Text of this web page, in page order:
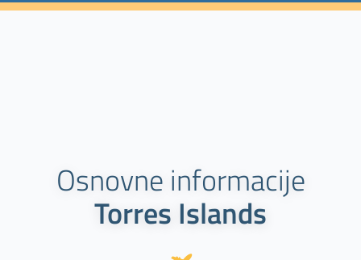
Osnovne informacije
Torres Islands